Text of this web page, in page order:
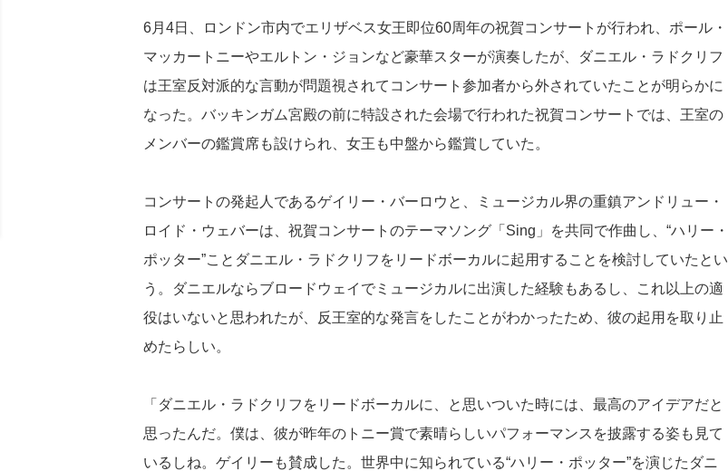
6月4日、ロンドン市内でエリザベス女王即位60周年の祝賀コンサートが行われ、ポール・
マッカートニーやエルトン・ジョンなど豪華スターが演奏したが、ダニエル・ラドクリフ
は王室反対派的な言動が問題視されてコンサート参加者から外されていたことが明らかに
なった。バッキンガム宮殿の前に特設された会場で行われた祝賀コンサートでは、王室の
メンバーの鑑賞席も設けられ、女王も中盤から鑑賞していた。
コンサートの発起人であるゲイリー・バーロウと、ミュージカル界の重鎮アンドリュー・
ロイド・ウェバーは、祝賀コンサートのテーマソング「Sing」を共同で作曲し、“ハリー・
ポッター”ことダニエル・ラドクリフをリードボーカルに起用することを検討していたとい
う。ダニエルならブロードウェイでミュージカルに出演した経験もあるし、これ以上の適
役はいないと思われたが、反王室的な発言をしたことがわかったため、彼の起用を取り止
めたらしい。
「ダニエル・ラドクリフをリードボーカルに、と思いついた時には、最高のアイデアだと
思ったんだ。僕は、彼が昨年のトニー賞で素晴らしいパフォーマンスを披露する姿も見て
いるしね。ゲイリーも賛成した。世界中に知られている“ハリー・ポッター”を演じたダニ